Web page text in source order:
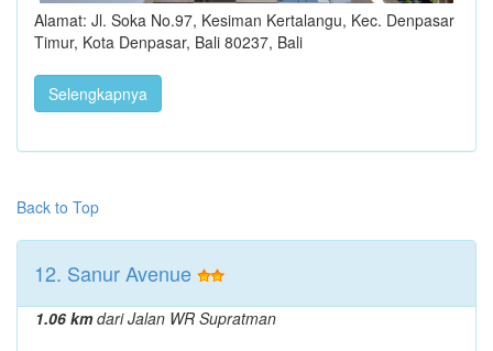
Alamat: Jl. Soka No.97, Kesiman Kertalangu, Kec. Denpasar
Timur, Kota Denpasar, Bali 80237, Bali
Selengkapnya
Back to Top
12. Sanur Avenue
1.06 kmdari Jalan WR Supratman